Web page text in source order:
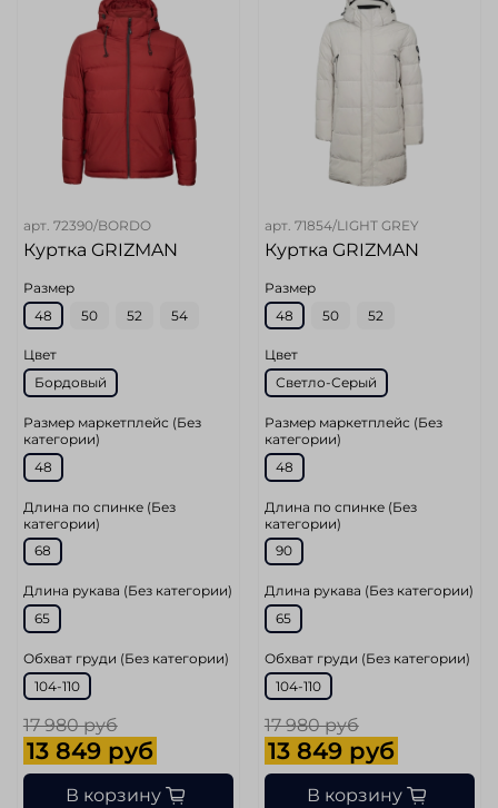
арт. 72390/BORDO
Куртка GRIZMAN
Размер
48
50 52 54
Цвет
Бордовый
Размер маркетплейс (Без
категории)
48
Длина по спинке (Без
категории)
68
Длина рукава (Без категории)
65
Обхват груди (Без категории)
104-110
17 980 руб
13 849 руб
В корзину
арт. 71854/LIGHT GREY
Куртка GRIZMAN
Размер
48
50 52
Цвет
Светло-Серый
Размер маркетплейс (Без
категории)
48
Длина по спинке (Без
категории)
90
Длина рукава (Без категории)
65
Обхват груди (Без категории)
104-110
17 980 руб
13 849 руб
В корзину